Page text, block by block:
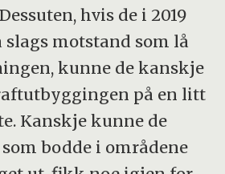
hvis de i 2019
slags motstand som lå
kunne de kanskje
på en litt
Kanskje kunne de
bodde i områdene